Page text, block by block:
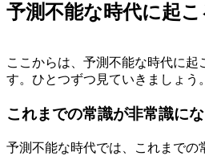
予測不能な時代に起
ここからは、予測不能な時代に起
す。ひとつずつ見ていきましょう。
これまでの常識が非常識に
予測不能な時代では、これまでの